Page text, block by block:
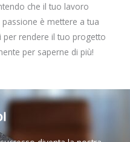
che il tuo lavoro
è mettere a tua
per rendere il tuo progetto
per saperne di più!